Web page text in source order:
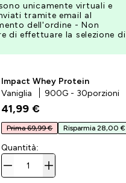
unicamente virtuali e
tramite email al
dell'ordine - Non
di effettuare la selezione di
Impact Whey Protein
Vaniglia
900G - 30porzioni
41,99 €‎
Prima 69,99 € Risparmia 28,00 €
Quantità: